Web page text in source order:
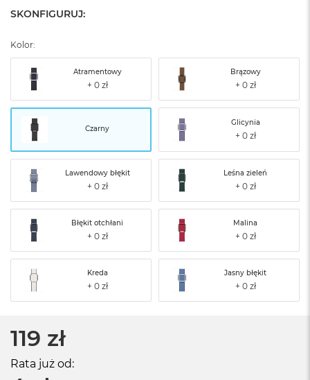
SKONFIGURUJ:
Kolor:
Atramentowy Brązowy
Czarny
Glicynia
Lawendowy błękit Leśna zieleń
Błękit otchłani Malina
Kreda Jasny błękit
119 zł
Rata już od: